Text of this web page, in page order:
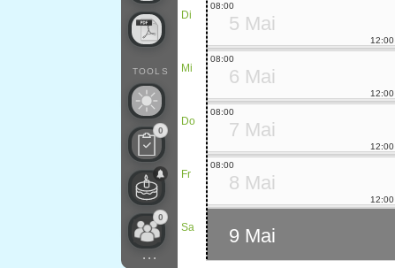
TOOLS
0
0
...
Di
Mi
Do
Fr
Sa
5 Mai
08:00
12:00
6 Mai
08:00
12:00
7 Mai
08:00
12:00
8 Mai
08:00
12:00
9 Mai